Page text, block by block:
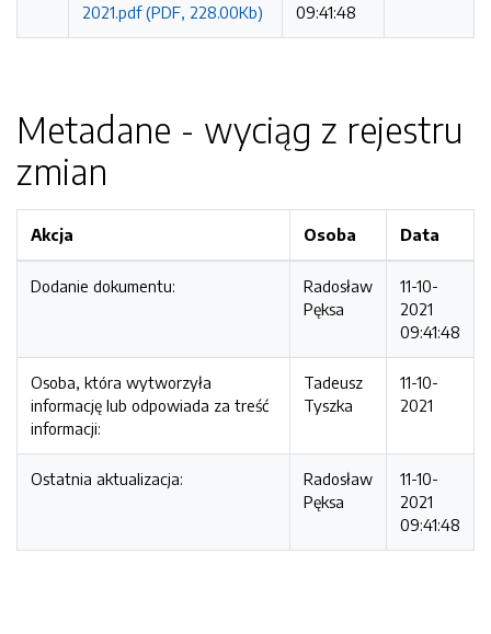
2021.pdf (PDF, 228.00Kb)
09:41:48
Metadane - wyciąg z rejestru
zmian
Akcja Osoba Data
Dodanie dokumentu:
Radosław
Pęksa
11-10-
2021
09:41:48
Osoba, która wytworzyła
informację lub odpowiada za treść
informacji:
Tadeusz
Tyszka
11-10-
2021
Ostatnia aktualizacja:
Radosław
Pęksa
11-10-
2021
09:41:48